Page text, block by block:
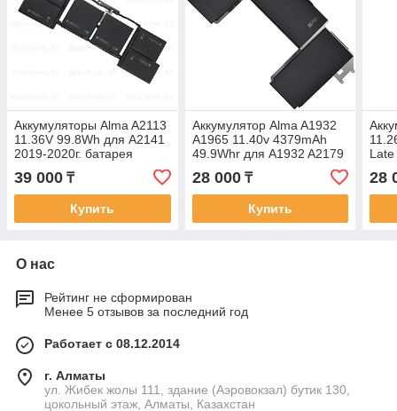
Аккумуляторы Alma A2113
11.36V 99.8Wh для A2141
2019-2020г. батарея
аккумулятор
39 000 ₸
Купить
Аккумулятор Alma A1932
A1965 11.40v 4379mAh
49.9Whr для A1932 A2179
2019 2020г батарея
аккумулятор ORIGINAL
28 000₸
Купить
28
О нас
Рейтинг не сформирован
Менее 5 отзывов за последний год
Работает с 08.12.2014
г. Алматы
ул. Жибек жолы 111, здание (Аэровокзал) бутик 130,
цокольный этаж, Алматы, Казахстан